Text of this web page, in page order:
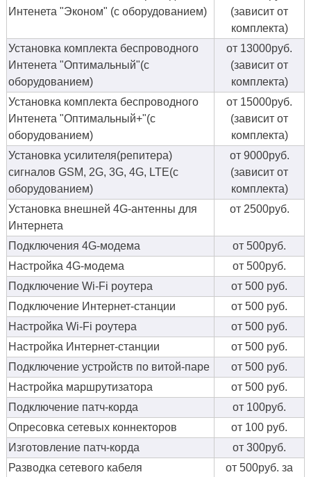
Интенета "Эконом" (с оборудованием)
(зависит от
комплекта)
Установка комплекта беспроводного
Интенета "Оптимальный"(с
оборудованием)
от 13000руб.
(зависит от
комплекта)
Установка комплекта беспроводного
Интенета "Оптимальный+"(с
оборудованием)
от 15000руб.
(зависит от
комплекта)
Установка усилителя(репитера)
сигналов GSM, 2G, 3G, 4G, LTE(с
оборудованием)
от 9000руб.
(зависит от
комплекта)
Установка внешней 4G-антенны для
Интернета
от 2500руб.
Подключения 4G-модема
от 500руб.
Настройка 4G-модема
от 500руб.
Подключение Wi-Fi роутера
от 500 руб.
Подключение Интернет-станции
от 500 руб.
Настройка Wi-Fi роутера
от 500 руб.
Настройка Интернет-станции
от 500 руб.
Подключение устройств по витой-паре
от 500 руб.
Настройка маршрутизатора
от 500 руб.
Подключение патч-корда
от 100руб.
Опресовка сетевых коннекторов
от 100 руб.
Изготовление патч-корда
от 300руб.
Разводка сетевого кабеля
от 500руб. за